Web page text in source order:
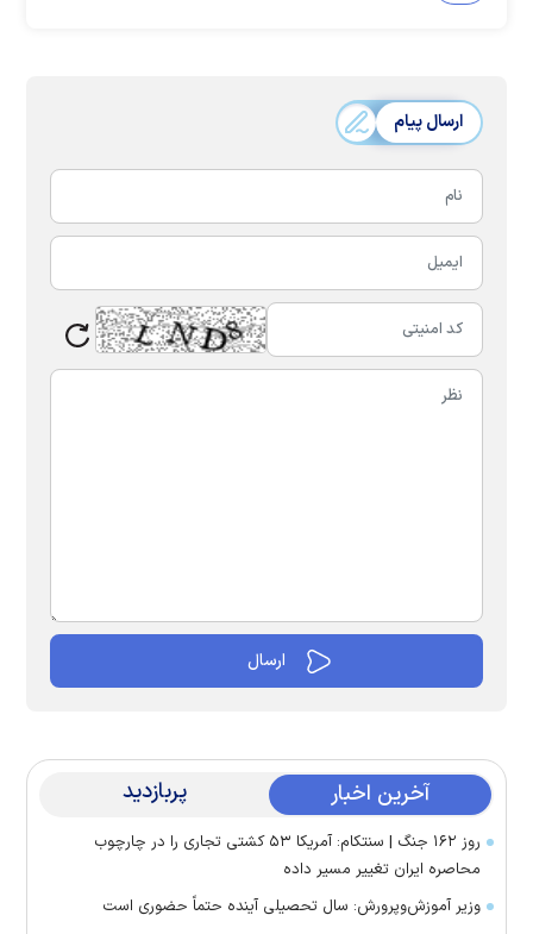
ارسال پیام
آخرین اخبار پربازدید
روز ۱۶۲ جنگ | سنتکام: آمریکا ۵۳ کشتی تجاری را در چارچوب
محاصره ایران تغییر مسیر داده
وزیر آموزش‌وپرورش: سال تحصیلی آینده حتماً حضوری است